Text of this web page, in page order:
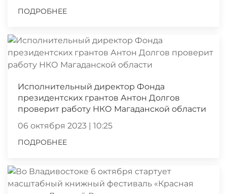
ПОДРОБНЕЕ
Исполнительный директор Фонда
президентских грантов Антон Долгов
проверит работу НКО Магаданской области
06 октября 2023 | 10:25
ПОДРОБНЕЕ